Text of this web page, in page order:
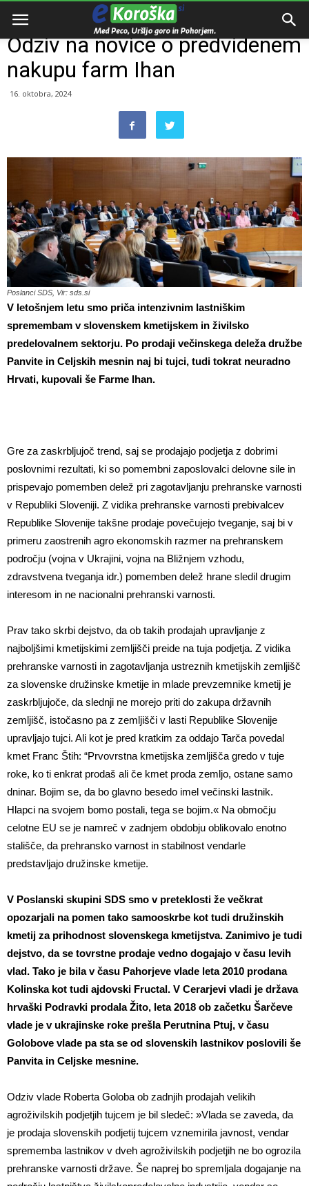
Domov
Odziv na novice o predvidenem
nakupu farm Ihan
16. oktobra, 2024
Poslanci SDS, Vir: sds.si
V letošnjem letu smo priča intenzivnim lastniškim
spremembam v slovenskem kmetijskem in živilsko
predelovalnem sektorju. Po prodaji večinskega deleža družbe
Panvite in Celjskih mesnin naj bi tujci, tudi tokrat neuradno
Hrvati, kupovali še Farme Ihan.
Gre za zaskrbljujoč trend, saj se prodajajo podjetja z dobrimi
poslovnimi rezultati, ki so pomembni zaposlovalci delovne sile in
prispevajo pomemben delež pri zagotavljanju prehranske varnosti
v Republiki Sloveniji. Z vidika prehranske varnosti prebivalcev
Republike Slovenije takšne prodaje povečujejo tveganje, saj bi v
primeru zaostrenih agro ekonomskih razmer na prehranskem
področju (vojna v Ukrajini, vojna na Bližnjem vzhodu,
zdravstvena tveganja idr.) pomemben delež hrane sledil drugim
interesom in ne nacionalni prehranski varnosti.
Prav tako skrbi dejstvo, da ob takih prodajah upravljanje z
najboljšimi kmetijskimi zemljišči preide na tuja podjetja. Z vidika
prehranske varnosti in zagotavljanja ustreznih kmetijskih zemljišč
za slovenske družinske kmetije in mlade prevzemnike kmetij je
zaskrbljujoče, da slednji ne morejo priti do zakupa državnih
zemljišč, istočasno pa z zemljišči v lasti Republike Slovenije
upravljajo tujci. Ali kot je pred kratkim za oddajo Tarča povedal
kmet Franc Štih: “Prvovrstna kmetijska zemljišča gredo v tuje
roke, ko ti enkrat prodaš ali če kmet proda zemljo, ostane samo
dninar. Bojim se, da bo glavno besedo imel večinski lastnik.
Hlapci na svojem bomo postali, tega se bojim.« Na območju
celotne EU se je namreč v zadnjem obdobju oblikovalo enotno
stališče, da prehransko varnost in stabilnost vendarle
predstavljajo družinske kmetije.
V Poslanski skupini SDS smo v preteklosti že večkrat
opozarjali na pomen tako samooskrbe kot tudi družinskih
kmetij za prihodnost slovenskega kmetijstva. Zanimivo je tudi
dejstvo, da se tovrstne prodaje vedno dogajajo v času levih
vlad. Tako je bila v času Pahorjeve vlade leta 2010 prodana
Kolinska kot tudi ajdovski Fructal. V Cerarjevi vladi je država
hrvaški Podravki prodala Žito, leta 2018 ob začetku Šarčeve
vlade je v ukrajinske roke prešla Perutnina Ptuj, v času
Golobove vlade pa sta se od slovenskih lastnikov poslovili še
Panvita in Celjske mesnine.
Odziv vlade Roberta Goloba ob zadnjih prodajah velikih
agroživilskih podjetjih tujcem je bil sledeč: »Vlada se zaveda, da
je prodaja slovenskih podjetij tujcem vznemirila javnost, vendar
sprememba lastnikov v dveh agroživilskih podjetjih ne bo ogrozila
prehranske varnosti države. Še naprej bo spremljala dogajanje na